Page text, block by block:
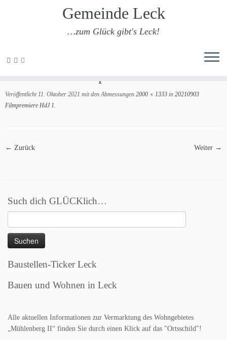
Zum
Gemeinde Leck
…zum Glück gibt's Leck!
Veröffentlicht 11. Oktober 2021 mit den Abmessungen 2000 × 1333 in 20210903
Filmpremiere HdJ 1.
← Zurück Weiter →
Such dich GLÜCKlich…
nach:
Baustellen-Ticker Leck
Bauen und Wohnen in Leck
Alle aktuellen Informationen zur Vermarktung des Wohngebietes
„Mühlenberg II“ finden Sie durch einen Klick auf das "Ortsschild"!